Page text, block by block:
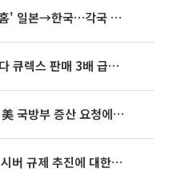
태풍 '돌핀' 중국 상륙, '찬홈' 일본→한국…각국 기상청 예상 경로는?
대신證 “알테오젠, 키트루다 큐렉스 판매 3배 급증…목표가 41만원 상향”
[특징주] “탄약 부족하다“ 美 국방부 증산 요청에⋯국내 방산주 급등세
[특징주] 美 중국산 광트랜시버 규제 추진에 대한광통신 등 광통신株 강세